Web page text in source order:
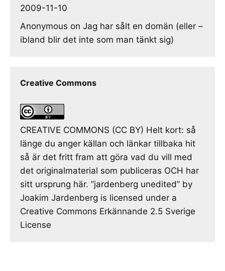
2009-11-10
Anonymous on Jag har sålt en domän (eller –
ibland blir det inte som man tänkt sig)
Creative Commons
CREATIVE COMMONS (CC BY) Helt kort: så
länge du anger källan och länkar tillbaka hit
så är det fritt fram att göra vad du vill med
det originalmaterial som publiceras OCH har
sitt ursprung här. ”jardenberg unedited” by
Joakim Jardenberg is licensed under a
Creative Commons Erkännande 2.5 Sverige
License